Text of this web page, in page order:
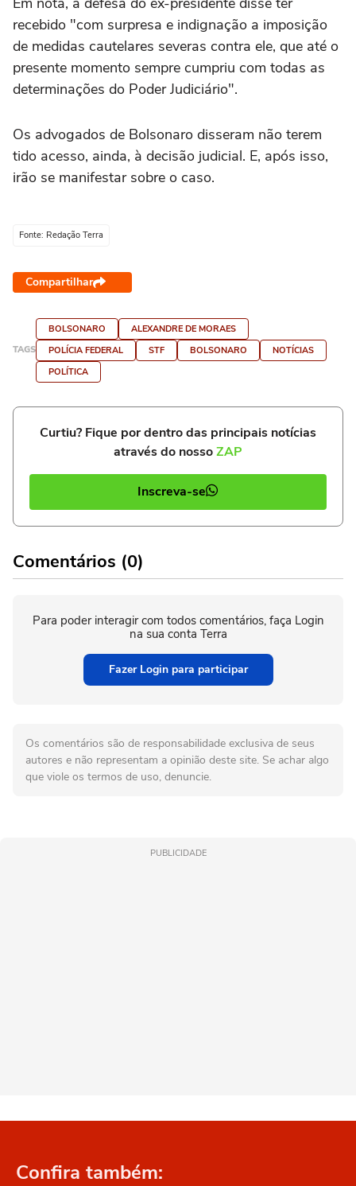
recebido "com surpresa e indignação a imposição
de medidas cautelares severas contra ele, que até o
presente momento sempre cumpriu com todas as
determinações do Poder Judiciário".
Os advogados de Bolsonaro disseram não terem
tido acesso, ainda, à decisão judicial. E, após isso,
irão se manifestar sobre o caso.
Fonte: Redação Terra
Compartilhar
TAGS
BOLSONARO
ALEXANDRE DE MORAES
POLÍCIA FEDERAL
STF BOLSONARO
NOTÍCIAS
POLÍTICA
Curtiu? Fique por dentro das principais notícias
através do nossoZAP
Inscreva-se
Comentários (0)
Para poder interagir com todos comentários, faça Login
na sua conta Terra
Fazer Login para participar
Os comentários são de responsabilidade exclusiva de seus
autores e não representam a opinião deste site. Se achar algo
que viole os termos de uso, denuncie.
PUBLICIDADE
Confira também: